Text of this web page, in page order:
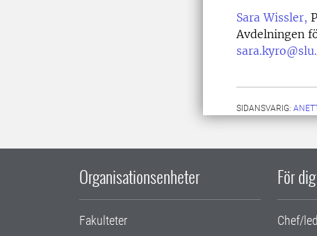
Sara Wissler,
Avdelningen
SIDANSVARIG:
Organisationsenheter
Fakulteter
För
Chef/